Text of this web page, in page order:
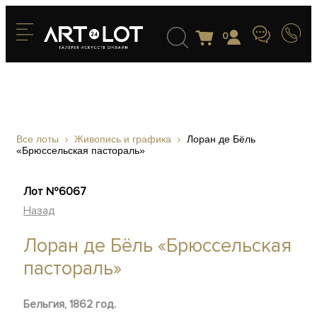
0
Все лоты Живопись и графика
Лоран де Бёль
«Брюссельская пастораль»
Лот №6067
Назад
Лоран де Бёль «Брюссельская
пастораль»
Бельгия, 1862 год.